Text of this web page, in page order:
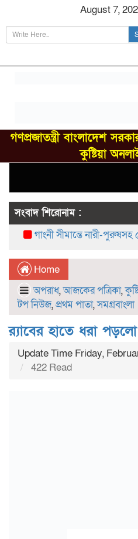
August 7,
গণপ্রজাতন্ত্রী বাংলাদেশ
কুষ্টিয়া
সংবাদ শিরোনাম :
গাংনী সীমান্তে নারী-পুরুষসহ ৫
Home
অপরাধ,আজকের পত্রিকা,
টপ নিউজ,প্রথম পাতা,সমগ্রবাংলা
র‌্যাবের হাতে ধরা
Update Time Friday,
422 Read